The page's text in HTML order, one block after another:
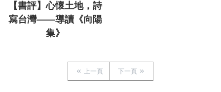
【書評】心懷土地，詩
寫台灣——導讀《向陽
集》
上一頁 下一頁